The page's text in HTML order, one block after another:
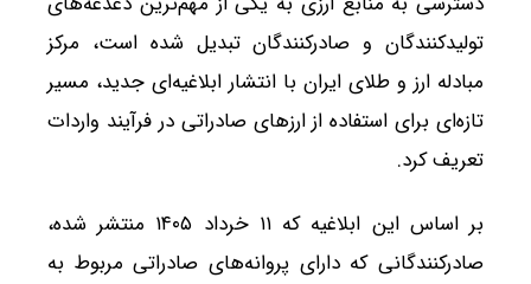
تولیدکنندگان و صادرکنندگان تبدیل شده است، مرکز
مبادله ارز و طلای ایران با انتشار ابلاغیه‌ای جدید، مسیر
تازه‌ای برای استفاده از ارزهای صادراتی در فرآیند واردات
تعریف کرد.
بر اساس این ابلاغیه که ۱۱ خرداد ۱۴۰۵ منتشر شده،
صادرکنندگانی که دارای پروانه‌های صادراتی مربوط به